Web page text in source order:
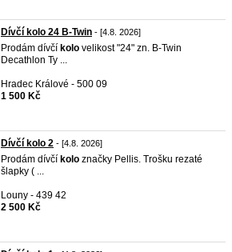
Dívčí kolo 24 B-Twin - [4.8. 2026]
Prodám dívčí kolo velikost "24" zn. B-Twin
Decathlon Ty ...
Hradec Králové - 500 09
1 500 Kč
Dívčí kolo 2 - [4.8. 2026]
Prodám dívčí kolo značky Pellis. Trošku rezaté
šlapky ( ...
Louny - 439 42
2 500 Kč